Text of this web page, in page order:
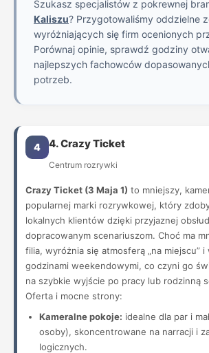
Szukasz specjalistów z pokrewnej
Kaliszu? Przygotowaliśmy oddzielne
wyróżniających się firm ocenionych
Porównaj opinie, sprawdź godziny
najlepszych fachowców
potrzeb.
4 4. Crazy Ticket
Centrum rozrywki
Crazy Ticket (3 Maja 1) to mniejszy,
popularnej marki rozrywkowej, który
lokalnych klientów dzięki przyjaznej
dopracowanym scenariuszom. Choć ma
filia, wyróżnia się atmosferą „na miejscu” i
godzinami weekendowymi, co czyni go
na szybkie wyjście po pracy lub rodzinną
Oferta i mocne strony:
Kameralne pokoje: idealne dla par i
osoby), skoncentrowane na narracji i
logicznych.